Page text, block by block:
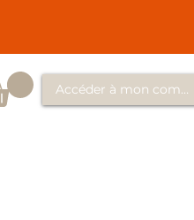
Accéder à mon compte